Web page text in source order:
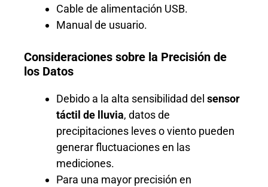
Cable de alimentación USB.
Manual de usuario.
Consideraciones sobre la Precisión de
los Datos
Debido a la alta sensibilidad del sensor
táctil de lluvia, datos de
precipitaciones leves o viento pueden
generar fluctuaciones en las
mediciones.
Para una mayor precisión en